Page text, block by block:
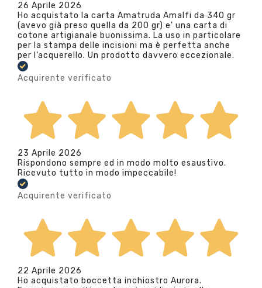
26 Aprile 2026
Ho acquistato la carta Amatruda Amalfi da 340 gr
(avevo già preso quella da 200 gr) e’ una carta di
cotone artigianale buonissima. La uso in particolare
per la stampa delle incisioni ma è perfetta anche
per l’acquerello. Un prodotto davvero eccezionale.
Acquirente verificato
23 Aprile 2026
Rispondono sempre ed in modo molto esaustivo.
Ricevuto tutto in modo impeccabile!
Acquirente verificato
22 Aprile 2026
Ho acquistato boccetta inchiostro Aurora.